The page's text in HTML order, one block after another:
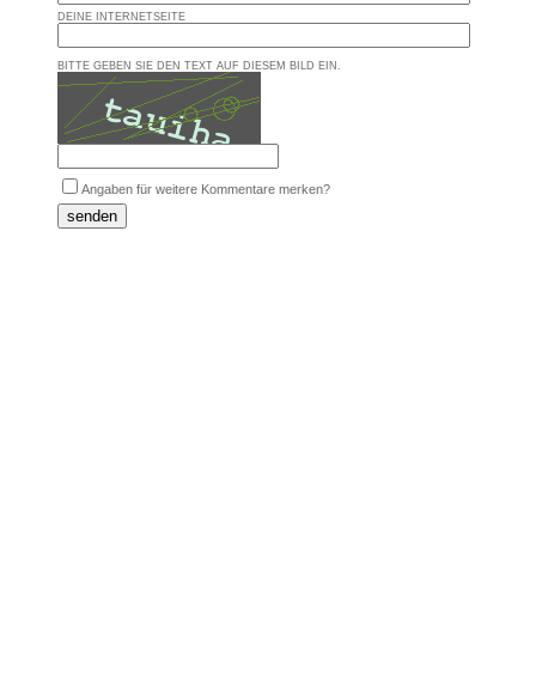
DEINE INTERNETSEITE
BITTE GEBEN SIE DEN TEXT AUF DIESEM BILD EIN.
Angaben für weitere Kommentare merken?